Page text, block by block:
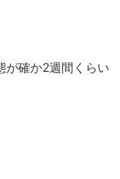
が確か2週間くらい